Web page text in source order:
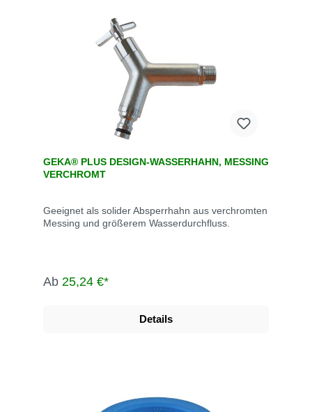
GEKA® PLUS DESIGN-WASSERHAHN, MESSING
VERCHROMT
Geeignet als solider Absperrhahn aus verchromten
Messing und größerem Wasserdurchfluss.
Ab 25,24 €*
Details